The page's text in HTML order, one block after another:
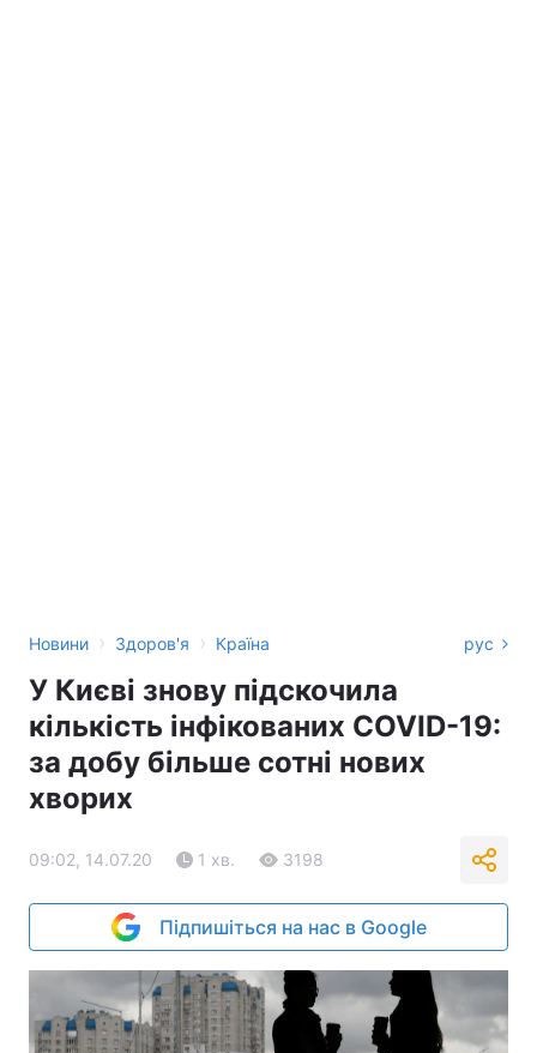
Новини › Здоров'я › Країна рус
У Києві знову підскочила
кількість інфікованих COVID-19:
за добу більше сотні нових
хворих
09:02, 14.07.20 1 хв. 3198
Підпишіться на нас в Google